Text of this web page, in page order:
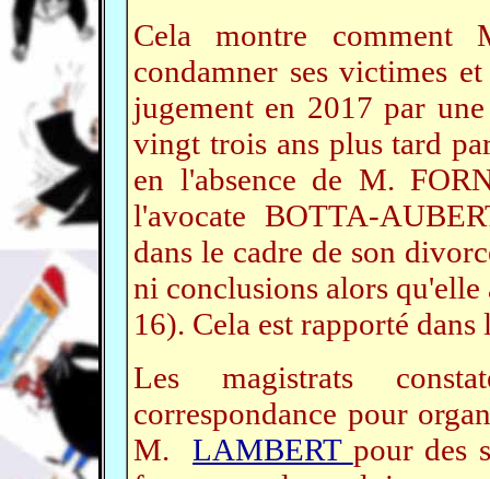
Cela montre
condamner ses victimes
jugement en 2017 par
vingt trois ans plus tard
en l'absence de M.
l'avocate BOTTA-
dans le cadre de son
ni conclusions alors qu'elle
16). Cela est rapporté
Les magistrats
correspondance pour
M.LAMBERT pour des